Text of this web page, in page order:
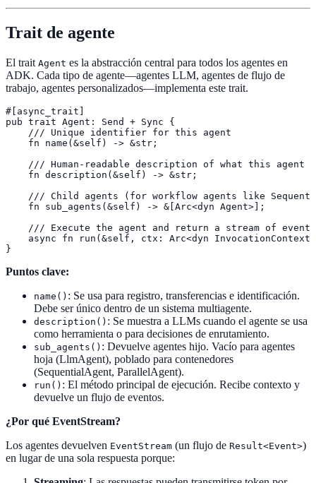
Trait de agente
El trait Agent es la abstracción central para todos los agentes en
ADK. Cada tipo de agente—agentes LLM, agentes de flujo de
trabajo, agentes personalizados—implementa este trait.
#[async_trait]
pub trait Agent: Send + Sync {
    /// Unique identifier for this agent
    fn name(&self) -> &str;
/// Human-readable description of what this agent
    fn description(&self) -> &str;
/// Child agents (for workflow agents like
    fn sub_agents(&self) -> &[Arc<dyn Agent>];
    /// Execute the agent and return a stream of events
async fn run(&self, ctx: Arc<dyn
}
Puntos clave:
name() : Se usa para registro, transferencias e identificación.
Debe ser único dentro de un sistema multiagente.
description() : Se muestra a LLMs cuando el agente se usa
como herramienta o para decisiones de enrutamiento.
sub_agents() : Devuelve agentes hijo. Vacío para agentes
hoja (LlmAgent), poblado para contenedores
(SequentialAgent, ParallelAgent).
run() : El método principal de ejecución. Recibe contexto y
devuelve un flujo de eventos.
¿Por qué EventStream?
Los agentes devuelven EventStream (un flujo de Result<Event>)
en lugar de una sola respuesta porque: